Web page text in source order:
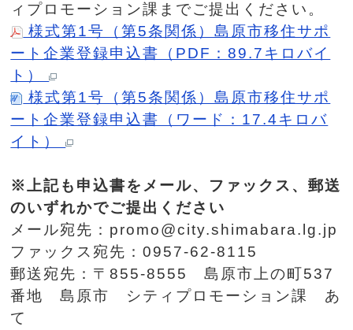
ィプロモーション課までご提出ください。
様式第1号（第5条関係）島原市移住サポ
ート企業登録申込書（PDF：89.7キロバイ
ト）
様式第1号（第5条関係）島原市移住サポ
ート企業登録申込書（ワード：17.4キロバ
イト）
※上記も申込書をメール、ファックス、郵送
のいずれかでご提出ください
メール宛先：promo@city.shimabara.lg.jp
ファックス宛先：0957-62-8115
郵送宛先：〒855-8555 島原市上の町537
番地 島原市 シティプロモーション課 あ
て